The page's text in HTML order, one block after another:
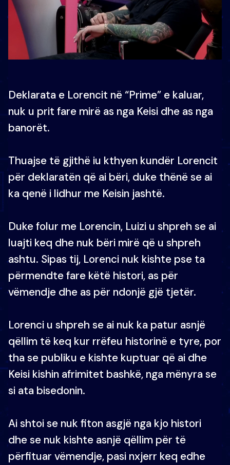
Deklarata e Lorencit në “Prime” e kaluar,
nuk u prit fare mirë as nga Keisi dhe as nga
banorët.
Thuajse të gjithë iu kthyen kundër Lorencit
për deklaratën që ai bëri, duke thënë se ai
ka qenë i lidhur me Keisin jashtë.
Duke folur me Lorencin, Luizi u shpreh se ai
luajti keq dhe nuk bëri mirë që u shpreh
ashtu. Sipas tij, Lorenci nuk kishte pse ta
përmendte fare këtë histori, as për
vëmendje dhe as për ndonjë gjë tjetër.
Lorenci u shpreh se ai nuk ka patur asnjë
qëllim të keq kur rrëfeu historinë e tyre, por
tha se publiku e kishte kuptuar që ai dhe
Keisi kishin afrimitet bashkë, nga mënyra se
si ata bisedonin.
Ai shtoi se nuk fiton asgjë nga kjo histori
dhe se nuk kishte asnjë qëllim për të
përfituar vëmendje, pasi nxjerr keq edhe